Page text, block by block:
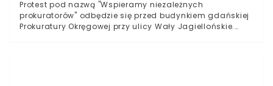
Protest pod nazwą "Wspieramy niezależnych
prokuratorów" odbędzie się przed budynkiem gdańskiej
Prokuratury Okręgowej przy ulicy Wały Jagiellońskie.